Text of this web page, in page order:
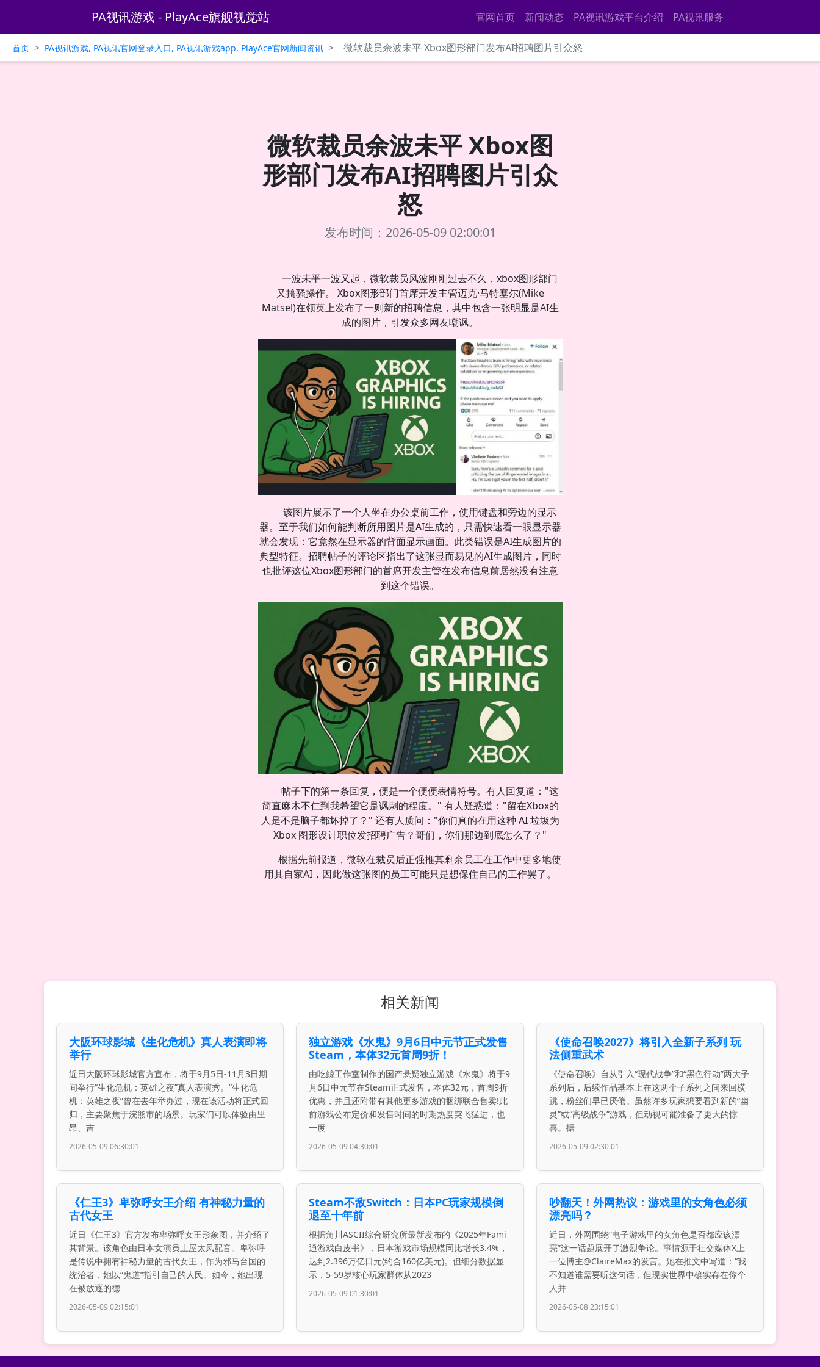
PA视讯游戏 - PlayAce旗舰视觉站 官网首页 新闻动态 PA视讯游戏平台介绍 PA视讯服务
首页 > PA视讯游戏, PA视讯官网登录入口, PA视讯游戏app, PlayAce官网新闻资讯 > 微软裁员余波未平 Xbox图形部门发布AI招聘图片引众怒
微软裁员余波未平 Xbox图
形部门发布AI招聘图片引众
怒
发布时间：2026-05-09 02:00:01
一波未平一波又起，微软裁员风波刚刚过去不久，xbox图形部门
又搞骚操作。 Xbox图形部门首席开发主管迈克·马特塞尔(Mike
Matsel)在领英上发布了一则新的招聘信息，其中包含一张明显是AI生
成的图片，引发众多网友嘲讽。
该图片展示了一个人坐在办公桌前工作，使用键盘和旁边的显示
器。至于我们如何能判断所用图片是AI生成的，只需快速看一眼显示器
就会发现：它竟然在显示器的背面显示画面。此类错误是AI生成图片的
典型特征。招聘帖子的评论区指出了这张显而易见的AI生成图片，同时
也批评这位Xbox图形部门的首席开发主管在发布信息前居然没有注意
到这个错误。
帖子下的第一条回复，便是一个便便表情符号。有人回复道："这
简直麻木不仁到我希望它是讽刺的程度。" 有人疑惑道："留在Xbox的
人是不是脑子都坏掉了？" 还有人质问："你们真的在用这种 AI 垃圾为
Xbox 图形设计职位发招聘广告？哥们，你们那边到底怎么了？"
根据先前报道，微软在裁员后正强推其剩余员工在工作中更多地使
用其自家AI，因此做这张图的员工可能只是想保住自己的工作罢了。
相关新闻
大阪环球影城《生化危机》真人表演即将
举行
近日大阪环球影城官方宣布，将于9月5日-11月3日期
间举行“生化危机：英雄之夜”真人表演秀。“生化危
机：英雄之夜”曾在去年举办过，现在该活动将正式回
归，主要聚焦于浣熊市的场景。玩家们可以体验由里
昂、吉
2026-05-09 06:30:01
独立游戏《水鬼》9月6日中元节正式发售
Steam，本体32元首周9折！
由吃鲸工作室制作的国产悬疑独立游戏《水鬼》将于9
月6日中元节在Steam正式发售，本体32元，首周9折
优惠，并且还附带有其他更多游戏的捆绑联合售卖!此
前游戏公布定价和发售时间的时期热度突飞猛进，也
一度
2026-05-09 04:30:01
《使命召唤2027》将引入全新子系列 玩
法侧重武术
《使命召唤》自从引入“现代战争”和“黑色行动”两大子
系列后，后续作品基本上在这两个子系列之间来回横
跳，粉丝们早已厌倦。虽然许多玩家想要看到新的“幽
灵”或“高级战争”游戏，但动视可能准备了更大的惊
喜。据
2026-05-09 02:30:01
《仁王3》卑弥呼女王介绍 有神秘力量的
古代女王
近日《仁王3》官方发布卑弥呼女王形象图，并介绍了
其背景。该角色由日本女演员土屋太凤配音。卑弥呼
是传说中拥有神秘力量的古代女王，作为邪马台国的
统治者，她以“鬼道”指引自己的人民。如今，她出现
在被放逐的德
2026-05-09 02:15:01
Steam不敌Switch：日本PC玩家规模倒
退至十年前
根据角川ASCII综合研究所最新发布的《2025年Fami
通游戏白皮书》，日本游戏市场规模同比增长3.4%，
达到2.396万亿日元(约合160亿美元)。但细分数据显
示，5-59岁核心玩家群体从2023
2026-05-09 01:30:01
吵翻天！外网热议：游戏里的女角色必须
漂亮吗？
近日，外网围绕“电子游戏里的女角色是否都应该漂
亮”这一话题展开了激烈争论。事情源于社交媒体X上
一位博主@ClaireMax的发言。她在推文中写道：“我
不知道谁需要听这句话，但现实世界中确实存在你个
人并
2026-05-08 23:15:01